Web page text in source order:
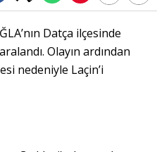
Datça ilçesinde
Olayın ardından
nedeniyle Laçin’i